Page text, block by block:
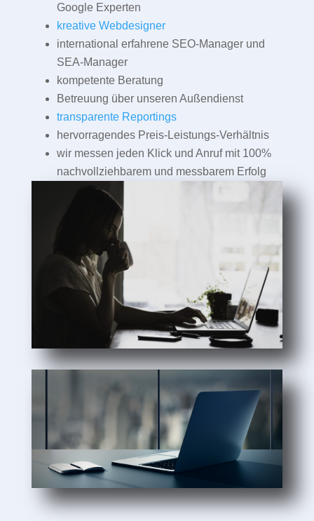
Google Experten
kreative Webdesigner
international erfahrene SEO-Manager und
SEA-Manager
kompetente Beratung
Betreuung über unseren Außendienst
transparente Reportings
hervorragendes Preis-Leistungs-Verhältnis
wir messen jeden Klick und Anruf mit 100%
nachvollziehbarem und messbarem Erfolg